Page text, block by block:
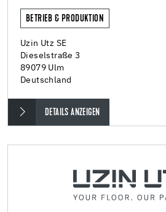
BETRIEB & PRODUKTION
Uzin Utz SE
Dieselstraße 3
89079 Ulm
Deutschland
DETAILS ANZEIGEN